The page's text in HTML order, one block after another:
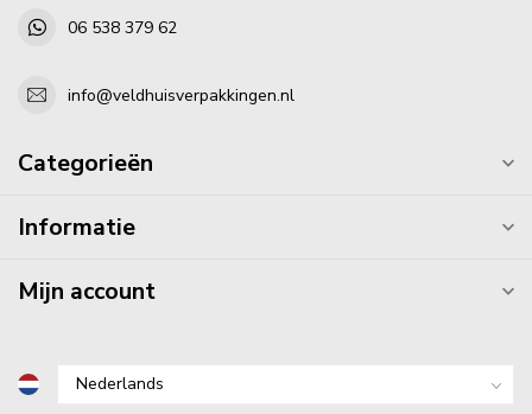
06 538 379 62
info@veldhuisverpakkingen.nl
Categorieën
Informatie
Mijn account